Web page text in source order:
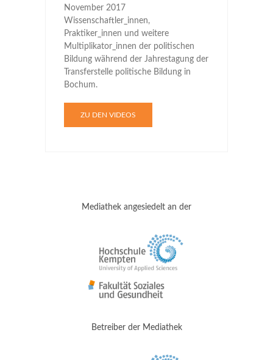
November 2017
Wissenschaftler_innen,
Praktiker_innen und weitere
Multiplikator_innen der politischen
Bildung während der Jahrestagung der
Transferstelle politische Bildung in
Bochum.
ZU DEN VIDEOS
Mediathek angesiedelt an der
Betreiber der Mediathek